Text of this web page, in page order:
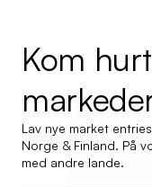
Kom
Lav nye market
Norge & Finland. På
med andre lande.